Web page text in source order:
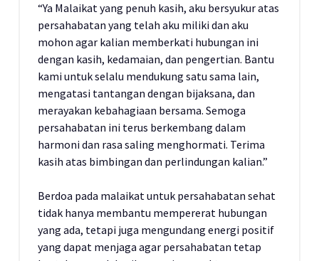
“Ya Malaikat yang penuh kasih, aku bersyukur atas
persahabatan yang telah aku miliki dan aku
mohon agar kalian memberkati hubungan ini
dengan kasih, kedamaian, dan pengertian. Bantu
kami untuk selalu mendukung satu sama lain,
mengatasi tantangan dengan bijaksana, dan
merayakan kebahagiaan bersama. Semoga
persahabatan ini terus berkembang dalam
harmoni dan rasa saling menghormati. Terima
kasih atas bimbingan dan perlindungan kalian.”
Berdoa pada malaikat untuk persahabatan sehat
tidak hanya membantu mempererat hubungan
yang ada, tetapi juga mengundang energi positif
yang dapat menjaga agar persahabatan tetap